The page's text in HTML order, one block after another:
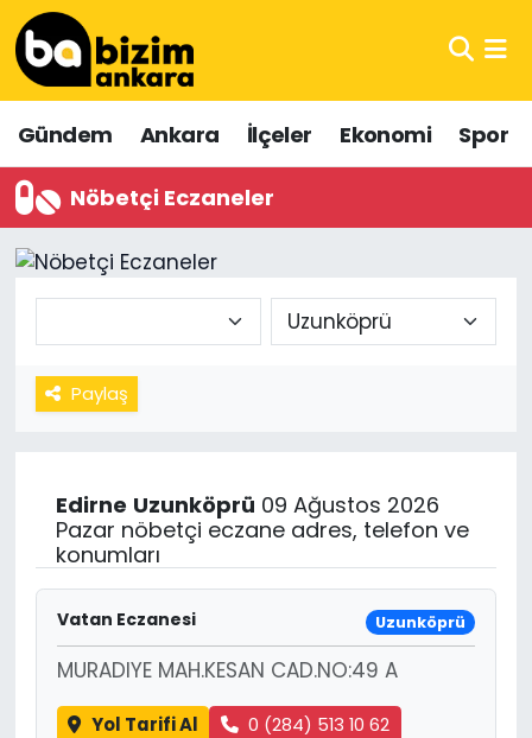
Gündem Ankara İlçeler Ekonomi Spor
Nöbetçi Eczaneler
Paylaş
Edirne Uzunköprü 09 Ağustos 2026
Pazar nöbetçi eczane adres, telefon ve
konumları
Vatan Eczanesi Uzunköprü
MURADIYE MAH.KESAN CAD.NO:49 A
Yol Tarifi Al 0 (284) 513 10 62
Hava Durumu
Trafik Durumu
Süper Lig Puan Durumu ve Fikstür
Tüm Manşetler
Son Dakika Haberleri
Haber Arşivi